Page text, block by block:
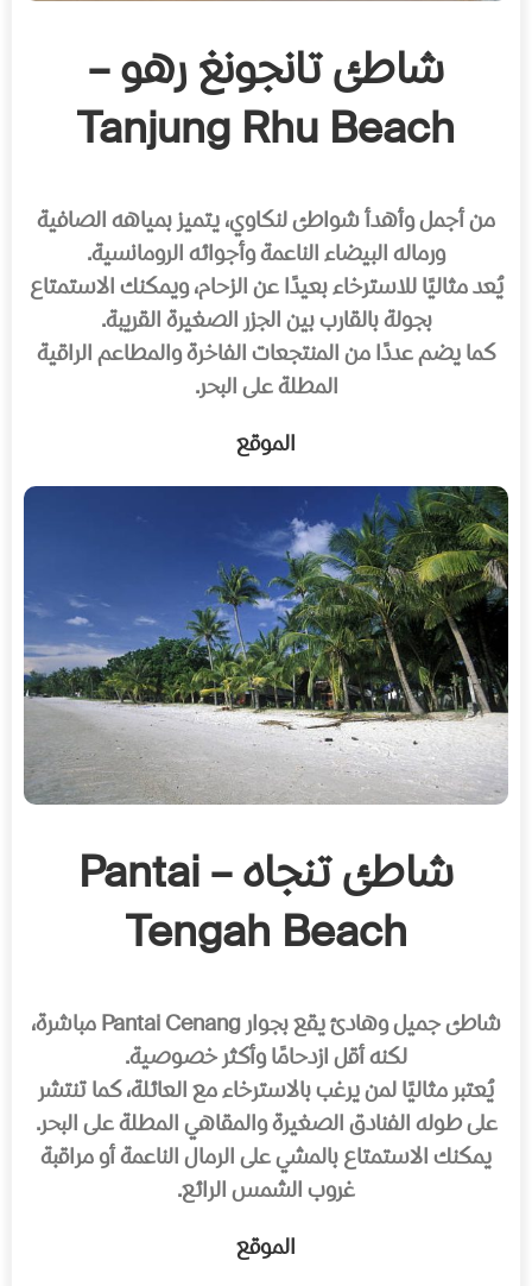
شاطئ تانجونغ رهو –
Tanjung Rhu Beach
من أجمل وأهدأ شواطئ لنكاوي، يتميز بمياهه الصافية
ورماله البيضاء الناعمة وأجوائه الرومانسية.
يُعد مثاليًا للاسترخاء بعيدًا عن الزحام، ويمكنك الاستمتاع
بجولة بالقارب بين الجزر الصغيرة القريبة.
كما يضم عددًا من المنتجعات الفاخرة والمطاعم الراقية
المطلة على البحر.
الموقع
شاطئ تنجاه – Pantai
Tengah Beach
شاطئ جميل وهادئ يقع بجوار Pantai Cenang مباشرة،
لكنه أقل ازدحامًا وأكثر خصوصية.
يُعتبر مثاليًا لمن يرغب بالاسترخاء مع العائلة، كما تنتشر
على طوله الفنادق الصغيرة والمقاهي المطلة على البحر.
يمكنك الاستمتاع بالمشي على الرمال الناعمة أو مراقبة
غروب الشمس الرائع.
الموقع